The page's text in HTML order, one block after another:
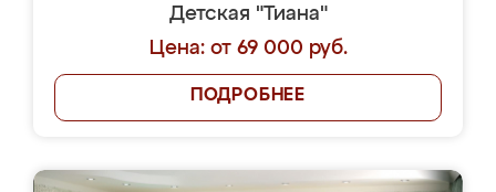
Детская "Тиана"
Цена: от 69 000 руб.
ПОДРОБНЕЕ